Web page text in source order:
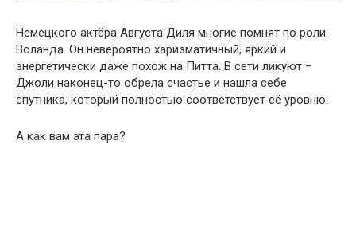
Немецкого актёра Августа Диля многие помнят по роли
Воланда. Он невероятно харизматичный, яркий и
энергетически даже похож на Питта. В сети ликуют –
Джоли наконец-то обрела счастье и нашла себе
спутника, который полностью соответствует её уровню.
А как вам эта пара?